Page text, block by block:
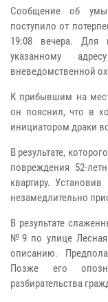
Сообщение об
поступило от
19:08 вечера. Для
указанному
вневедомственной
К прибывшим на
он пояснил, что в
инициатором драки
В результате,
повреждения 52-
квартиру.
незамедлительно
В результате
№9 по улице Лесная
описанию.
Позже его
разбирательства